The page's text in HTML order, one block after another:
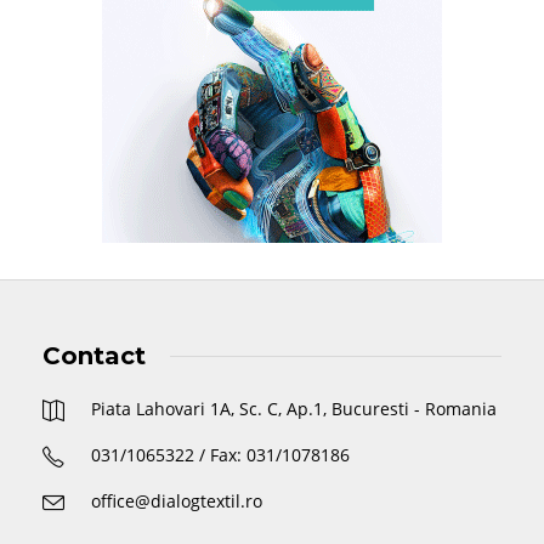
Contact
Piata Lahovari 1A, Sc. C, Ap.1, Bucuresti - Romania
031/1065322 / Fax: 031/1078186
office@dialogtextil.ro